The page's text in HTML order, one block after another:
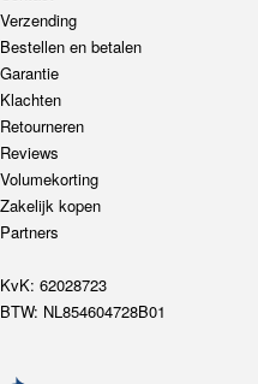
Retourneren
Reviews
Volumekorting
Zakelijk kopen
Partners
KvK: 62028723
BTW: NL854604728B01